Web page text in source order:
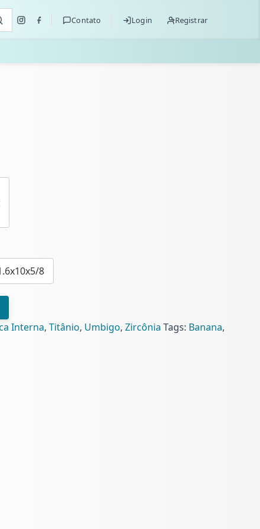
Contato Login Registrar
8
Interna,Titânio, Umbigo,Zircônia Tags: Banana,